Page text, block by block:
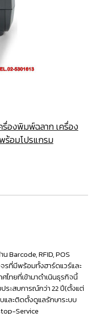
รื่องพิมพ์ฉลาก เครื่อง
ร้อมโปรแกรม
Barcode, RFID, POS
รที่มีพร้อมทั้งฮาร์ดแวร์และ
ไทยที่เข้ามาดำเนินธุรกิจนี้
ระสบการณ์กว่า 22 ปี(ตั้งแต่
และติดตั้งดูแลรักษาระบบ
Service